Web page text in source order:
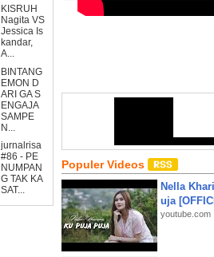
KISRUH
Nagita VS
Jessica Is
kandar,
A...
BINTANG
EMON D
ARI GA S
ENGAJA
SAMPE
N...
jurnalrisa
#86 - PE
NUMPAN
G TAK KA
SAT...
Populer Videos
Nella
uja
youtube.com